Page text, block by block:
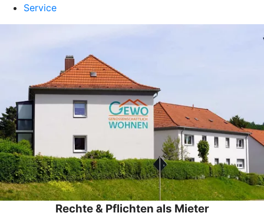
Service
Rechte & Pflichten als Mieter